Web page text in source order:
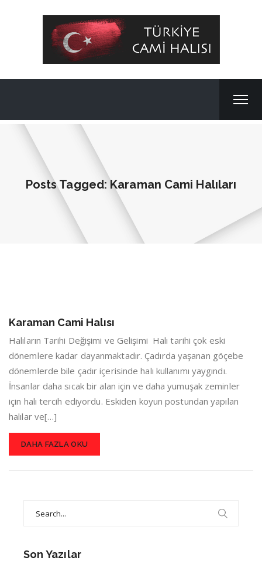
Posts Tagged: Karaman Cami Halıları
Karaman Cami Halısı
Halıların Tarihi Değişimi ve Gelişimi Halı tarihi çok eski
dönemlere kadar dayanmaktadır. Çadırda yaşanan göçebe
dönemlerde bile çadır içerisinde halı kullanımı yaygındı.
İnsanlar daha sıcak bir alan için ve daha yumuşak zeminler
için halı tercih ediyordu. Eskiden koyun postundan yapılan
halılar ve[…]
DAHA FAZLA OKU
Son Yazılar